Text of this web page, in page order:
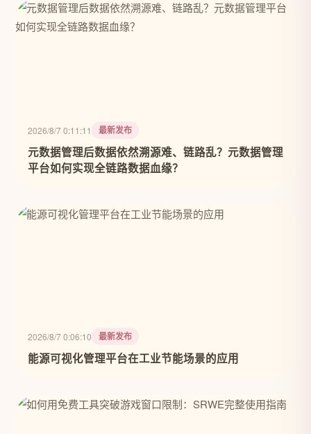
2026/8/7 0:11:11 最新发布
元数据管理后数据依然溯源难、链路乱？元数据管理
平台如何实现全链路数据血缘？
2026/8/7 0:06:10 最新发布
能源可视化管理平台在工业节能场景的应用